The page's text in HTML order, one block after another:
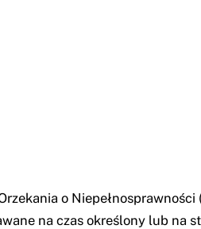
o Niepełnosprawności
na czas określony lub na